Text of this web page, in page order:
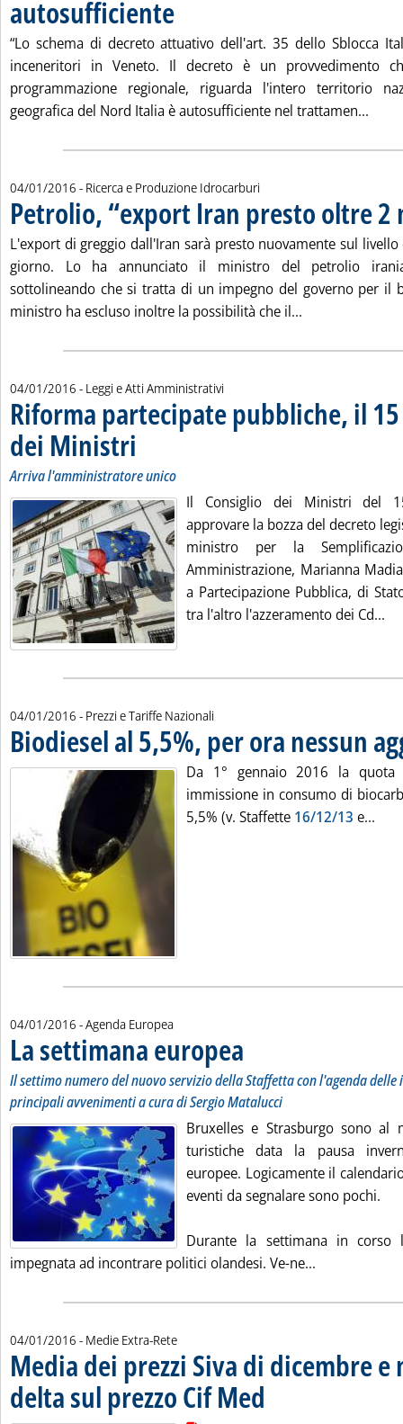
autosufficiente . Pubblicata lunedì 04 gennaio 2016 alle 15.13.
“Lo schema di decreto attuativo dell'art. 35 dello Sblocca
inceneritori in Veneto. Il decreto è un provvedimento
programmazione regionale, riguarda l'intero territorio
geografica del Nord Italia è autosufficiente nel trattamen...
04/01/2016 - Ricerca e Produzione Idrocarburi
Petrolio, “export Iran presto oltre 2
L'export di greggio dall'Iran sarà presto nuovamente sul
giorno. Lo ha annunciato il ministro del petrolio
sottolineando che si tratta di un impegno del governo per il
ministro ha escluso inoltre la possibilità che il...
04/01/2016 - Leggi e Atti Amministrativi
Riforma partecipate pubbliche, il
dei Ministri . Sottotitolo: Arriva l'amministratore unico
. Pubblicata lunedì 04 gennaio 2016 alle 15.8.
Arriva l'amministratore unico
Il Consiglio dei Ministri del
approvare la bozza del decreto
ministro per la
Amministrazione, Marianna
a Partecipazione Pubblica, di
tra l'altro l'azzeramento dei Cd...
04/01/2016 - Prezzi e Tariffe Nazionali
Biodiesel al 5,5%, per ora nessun
Da 1° gennaio 2016 la
immissione in consumo di
5,5% (v. Staffette 16/12/13 e...
04/01/2016 - Agenda Europea
La settimana europea
Il settimo numero del nuovo servizio della Staffetta con l'agenda delle
principali avvenimenti a cura di Sergio Matalucci
Bruxelles e Strasburgo sono al
turistiche data la pausa
europee. Logicamente il
eventi da segnalare sono pochi.
Durante la settimana in corso
impegnata ad incontrare politici olandesi. Ve-ne...
04/01/2016 - Medie Extra-Rete
Media dei prezzi Siva di dicembre e
delta sul prezzo Cif Med